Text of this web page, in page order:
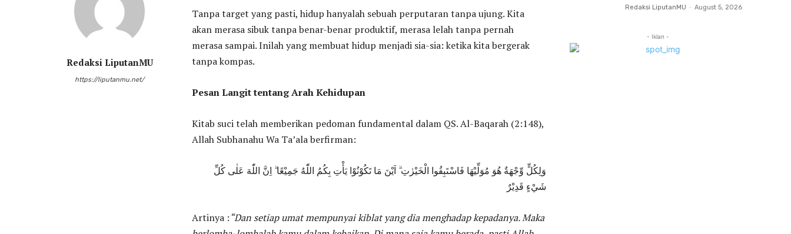
Redaksi LiputanMU
https://liputanmu.net/
Tanpa target yang pasti, hidup hanyalah sebuah perputaran tanpa ujung. Kita
akan merasa sibuk tanpa benar-benar produktif, merasa lelah tanpa pernah
merasa sampai. Inilah yang membuat hidup menjadi sia-sia: ketika kita bergerak
tanpa kompas.
Pesan Langit tentang Arah Kehidupan
Kitab suci telah memberikan pedoman fundamental dalam QS. Al-Baqarah (2:148),
Allah Subhanahu Wa Ta’ala berfirman:
وَلِكُلٍّ وِّجْهَةٌ هُوَ مُوَلِّيْهَا فَاسْتَبِقُوا الْخَيْرٰتِ ۗ اَيْنَ مَا تَكُوْنُوْا يَأْتِ بِكُمُ اللّٰهُ جَمِيْعًا ۗ اِنَّ اللّٰهَ عَلٰى كُلِّ
شَيْءٍ قَدِيْرٌ
Artinya :“Dan setiap umat mempunyai kiblat yang dia menghadap kepadanya. Maka
Redaksi LiputanMU - August 5, 2026
- Iklan -